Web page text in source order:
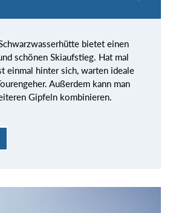
bietet einen
schönen Skiaufstieg. Hat mal
einmal hinter sich, warten ideale
Außerdem kann man
Gipfeln kombinieren.